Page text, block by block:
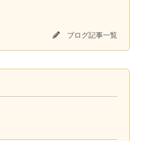
ブログ記事一覧